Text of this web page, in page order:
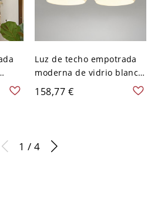
Luz de techo empotrada
moderna de vidrio blanco
- Base de bombilla E26 /
E27 - 110 A 120 V 2
158,77 €
1 / 4